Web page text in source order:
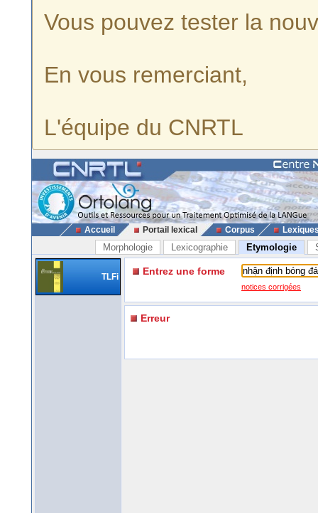
Vous pouvez tester la
En vous remerciant,
L'équipe du CNRTL
Accueil Portail lexical Corpus
Morphologie Lexicographie Etymologie
TLFi Entrez une forme
notices corrigées
Erreur